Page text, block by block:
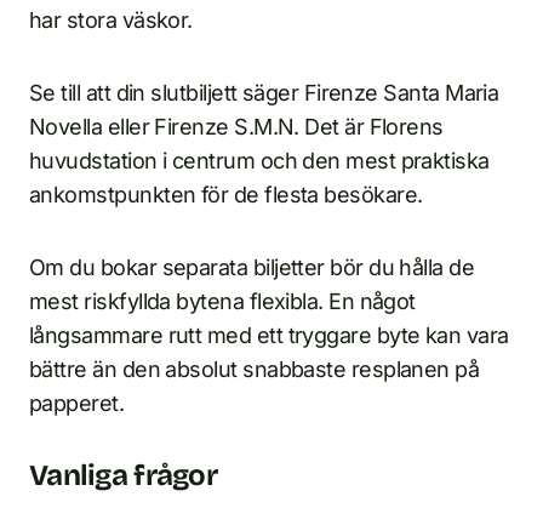
har stora väskor.
Se till att din slutbiljett säger Firenze Santa Maria
Novella eller Firenze S.M.N. Det är Florens
huvudstation i centrum och den mest praktiska
ankomstpunkten för de flesta besökare.
Om du bokar separata biljetter bör du hålla de
mest riskfyllda bytena flexibla. En något
långsammare rutt med ett tryggare byte kan vara
bättre än den absolut snabbaste resplanen på
papperet.
Vanliga frågor